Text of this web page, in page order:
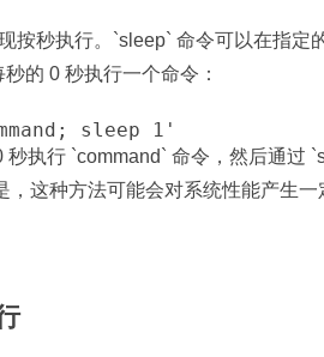
按秒执行。`sleep` 命令可以在指定
的 0 秒执行一个命令：
sleep 1'
执行 `command` 命令，然后通过
，这种方法可能会对系统性能产生